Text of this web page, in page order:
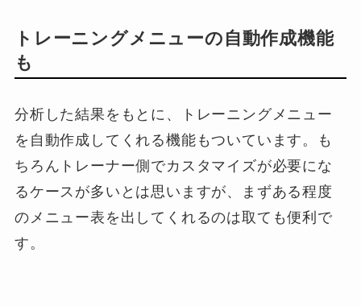
トレーニングメニューの自動作成機能
も
分析した結果をもとに、トレーニングメニュー
を自動作成してくれる機能もついています。も
ちろんトレーナー側でカスタマイズが必要にな
るケースが多いとは思いますが、まずある程度
のメニュー表を出してくれるのは取ても便利で
す。